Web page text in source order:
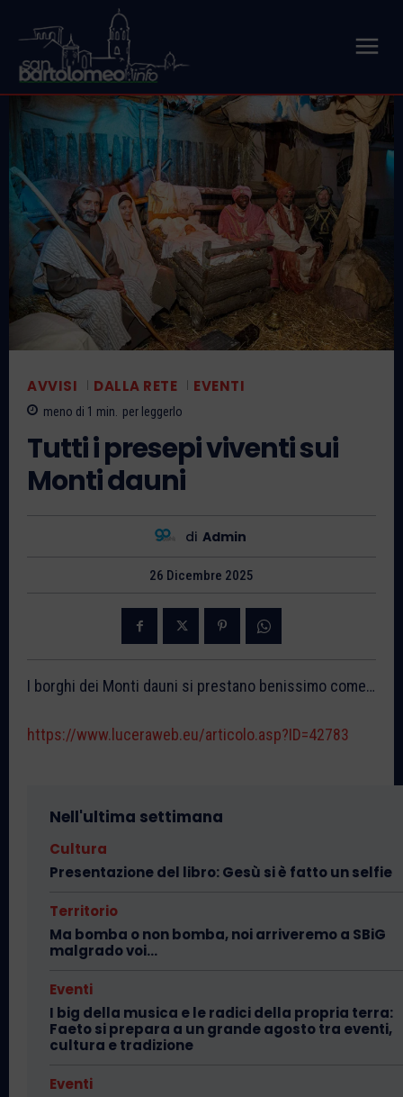
AVVISI DALLA RETE EVENTI
meno di 1 min. per leggerlo
Tutti i presepi viventi sui
Monti dauni
di Admin
26 Dicembre 2025
I borghi dei Monti dauni si prestano benissimo come…
https://www.luceraweb.eu/articolo.asp?ID=42783
Nell'ultima settimana
Cultura
Presentazione del libro: Gesù si è fatto un selfie
Territorio
Ma bomba o non bomba, noi arriveremo a SBiG
malgrado voi…
Eventi
I big della musica e le radici della propria terra:
Faeto si prepara a un grande agosto tra eventi,
cultura e tradizione
Eventi